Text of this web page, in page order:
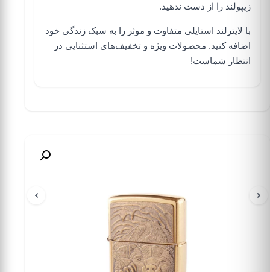
زیپولند را از دست ندهید.
با لایترلند استایلی متفاوت و موثر را به سبک زندگی خود
اضافه کنید. محصولات ویژه و تخفیف‌های استثنایی در
انتظار شماست!